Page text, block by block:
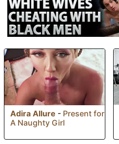
Adira Allure - Present for
A Naughty Girl